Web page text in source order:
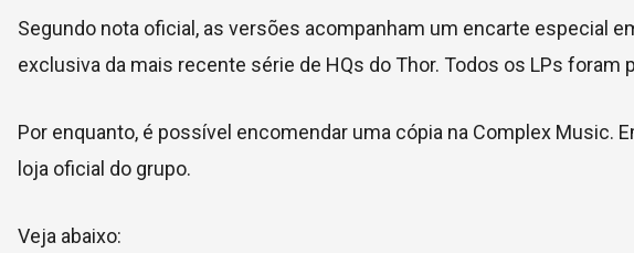
Segundo nota oficial, as versões acompanham um encarte especial
exclusiva da mais recente série de HQs do Thor. Todos os LPs foram
Por enquanto, é possível encomendar uma cópia na Complex Music.
loja oficial do grupo.
Veja abaixo: